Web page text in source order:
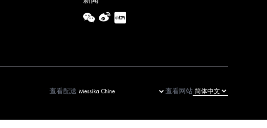
查看配送 查看网站